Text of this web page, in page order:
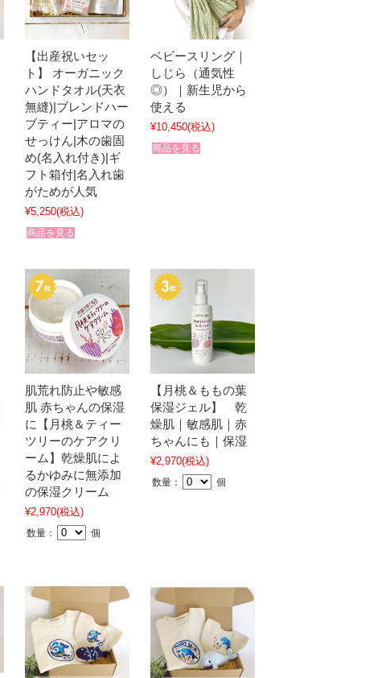
【出産祝いセッ
ト】 オーガニック
ハンドタオル(天衣
無縫)|ブレンドハー
ブティー|アロマの
せっけん|木の歯固
め(名入れ付き)|ギ
フト箱付|名入れ歯
がためが人気
¥5,250(税込)
商品を見る
ベビースリング｜
しじら（通気性
◎）｜新生児から
使える
¥10,450(税込)
商品を見る
肌荒れ防止や敏感
肌 赤ちゃんの保湿
に【月桃＆ティー
ツリーのケアクリ
ーム】乾燥肌によ
るかゆみに無添加
の保湿クリーム
¥2,970(税込)
数量： 個
【月桃＆ももの葉
保湿ジェル】 乾
燥肌｜敏感肌｜赤
ちゃんにも｜保湿
¥2,970(税込)
数量： 個